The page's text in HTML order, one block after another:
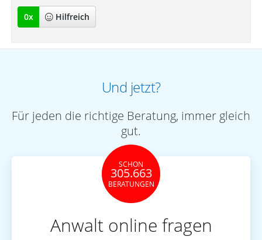
0x Hilfreich
Und jetzt?
Für jeden die richtige Beratung, immer gleich
gut.
SCHON
305.663
BERATUNGEN
Anwalt online fragen